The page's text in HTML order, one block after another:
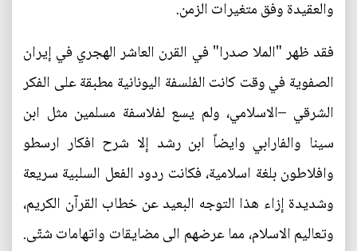
والعقيدة وفق متغيرات الزمن.
فقد ظهر "الملا صدرا" في القرن العاشر الهجري في إيران
الصفوية في وقت كانت الفلسفة اليونانية مطبقة على الفكر
الشرقي –الاسلامي، ولم يسع لفلاسفة مسلمين مثل ابن
سينا والفارابي وايضاً ابن رشد إلا شرح افكار ارسطو
وافلاطون بلغة اسلامية، فكانت ردود الفعل السلبية سريعة
وشديدة إزاء هذا التوجه البعيد عن خطاب القرآن الكريم،
وتعاليم الاسلام، مما عرضهم الى مضايقات واتهامات شتّى.